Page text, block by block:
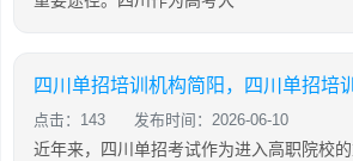
点击：143 发布时间：2026-06-10
近年来，四川单招考试作为进入高职院校